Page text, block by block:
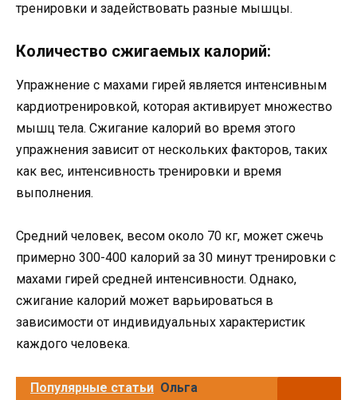
тренировки и задействовать разные мышцы.
Количество сжигаемых калорий:
Упражнение с махами гирей является интенсивным
кардиотренировкой, которая активирует множество
мышц тела. Сжигание калорий во время этого
упражнения зависит от нескольких факторов, таких
как вес, интенсивность тренировки и время
выполнения.
Средний человек, весом около 70 кг, может сжечь
примерно 300-400 калорий за 30 минут тренировки с
махами гирей средней интенсивности. Однако,
сжигание калорий может варьироваться в
зависимости от индивидуальных характеристик
каждого человека.
Популярные статьи Ольга